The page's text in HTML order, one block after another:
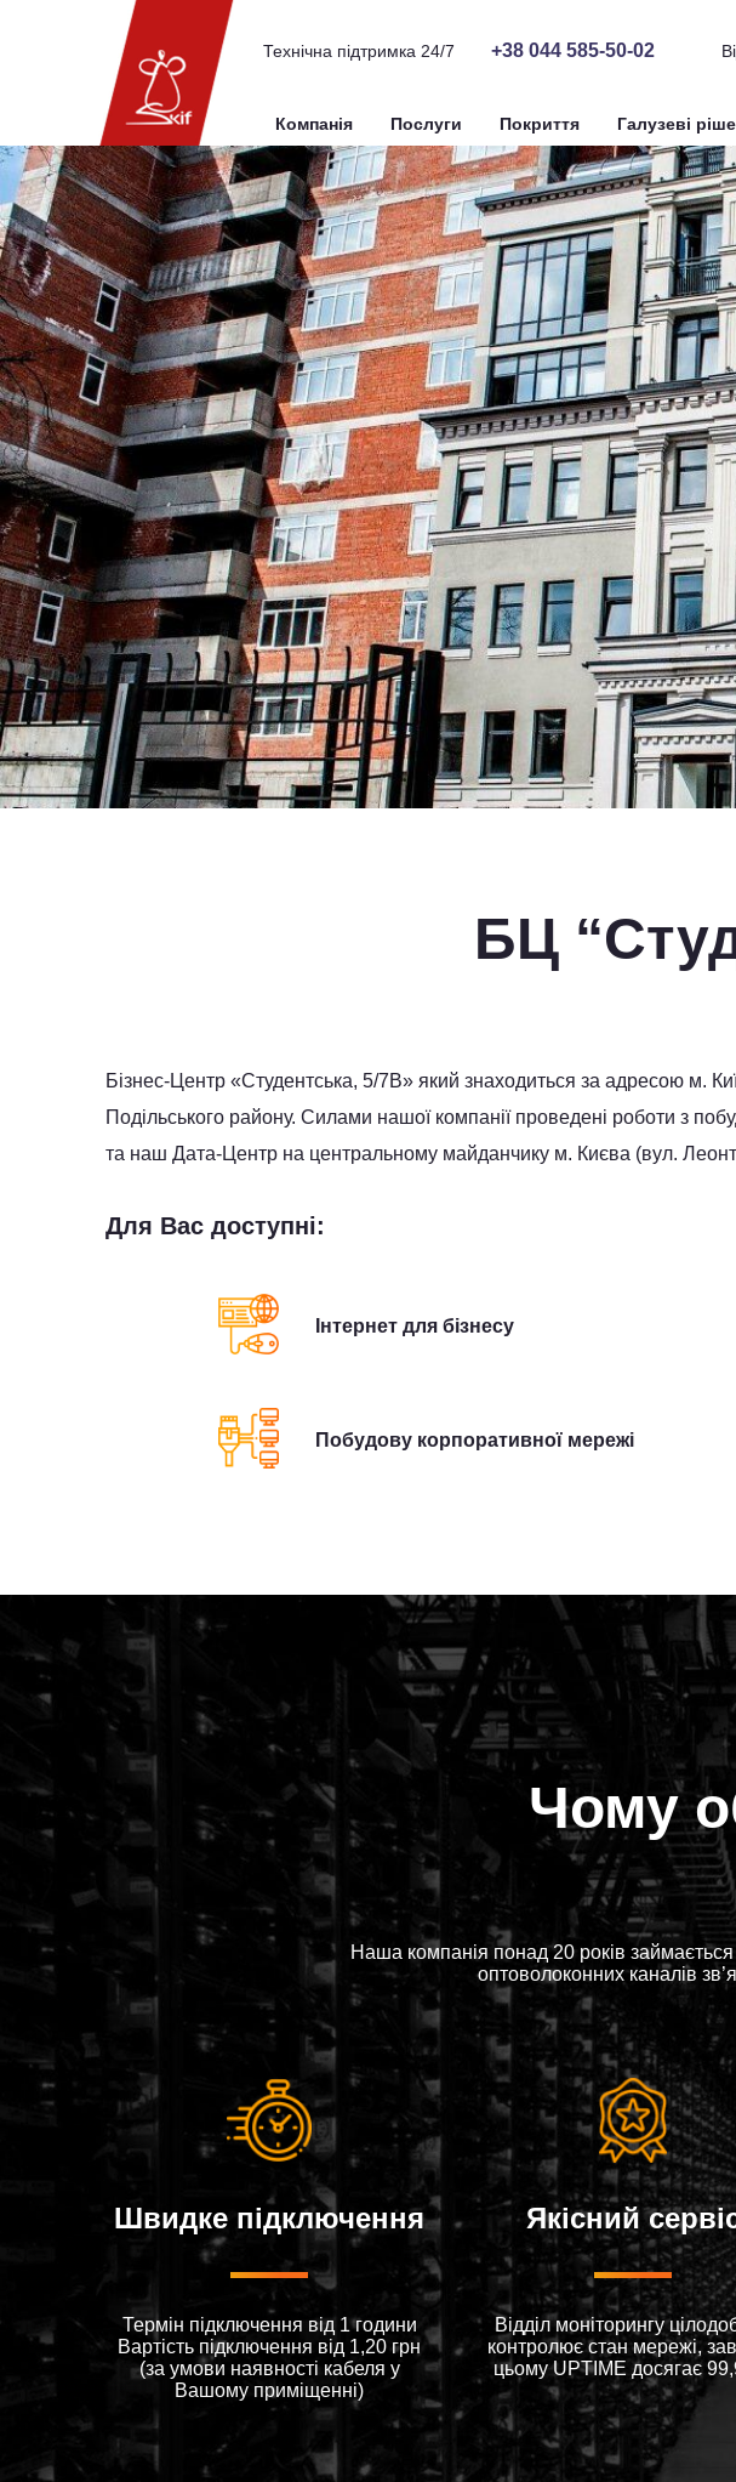
Технічна підтримка 24/7 +38 044 585-50-02
Компанія Послуги Покриття Галузеві
БЦ
Бізнес-Центр «Студентська, 5/7В» який знаходиться за адресою м.
Подільського району. Силами нашої компанії проведені роботи з
та наш Дата-Центр на центральному майданчику м. Києва (вул.
Для Вас доступні:
Інтернет для бізнесу
Побудову корпоративної мережі
Чому
Наша компанія понад 20 років
оптоволоконних каналів
Швидке підключення
Термін підключення від 1 години
Вартiсть пiдключення вiд 1,20 грн
(за умови наявностi кабеля у
Вашому примiщеннi)
Якісний
Відділ моніторингу
контролює стан мережі,
цьому UPTIME досягає